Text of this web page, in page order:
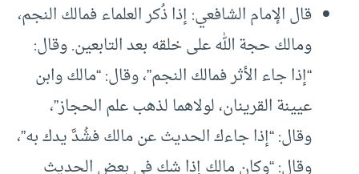
قال الإمام الشافعي: إذا ذُكر العلماء فمالك النجم،
ومالك حجة الله على خلقه بعد التابعين. وقال:
“إذا جاء الأثر فمالك النجم”، وقال: “مالك وابن
عيينة القرينان، لولاهما لذهب علم الحجاز”،
وقال: “إذا جاءك الحديث عن مالك فشُدَّ يدك به”،
وقال: “وكان مالك إذا شك في بعض الحديث